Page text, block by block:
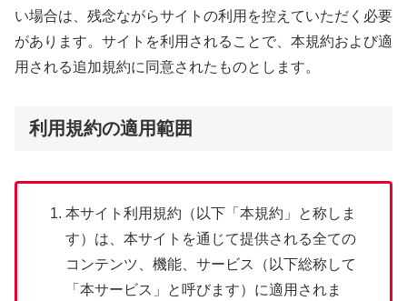
い場合は、残念ながらサイトの利用を控えていただく必要
があります。サイトを利用されることで、本規約および適
用される追加規約に同意されたものとします。
利用規約の適用範囲
本サイト利用規約（以下「本規約」と称しま
す）は、本サイトを通じて提供される全ての
コンテンツ、機能、サービス（以下総称して
「本サービス」と呼びます）に適用されま